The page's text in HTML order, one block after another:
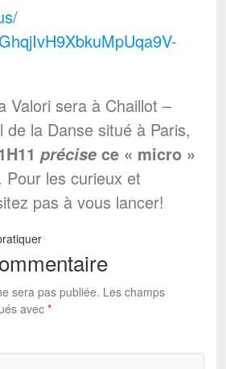
Valori sera à Chaillot –
de la Danse situé à Paris,
précise ce « micro »
Pour les curieux et
pas à vous lancer!
sera pas publiée. Les champs
avec *